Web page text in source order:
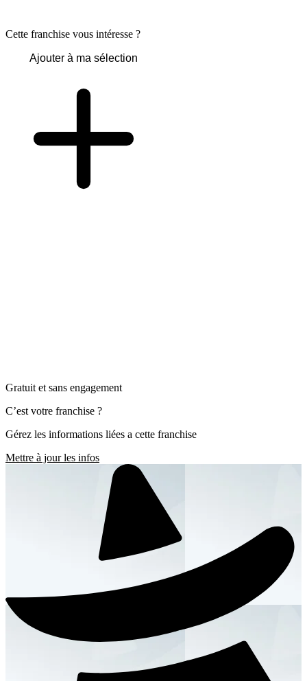
Cette franchise vous intéresse ?
Ajouter à ma sélection
Gratuit et sans engagement
C’est votre franchise ?
Gérez les informations liées a cette franchise
Mettre à jour les infos